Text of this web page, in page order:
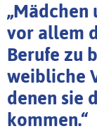
„Mädchen
vor allem
Berufe zu
weibliche
denen sie
kommen.“